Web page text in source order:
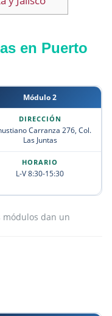
en Puerto
Módulo 2
Carranza 276, Col.
Las Juntas
L-V 8:30-15:30
módulos dan un